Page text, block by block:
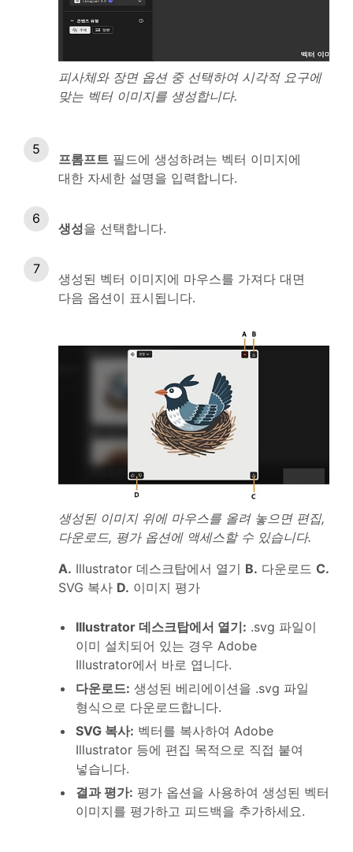
피사체와 장면 옵션 중 선택하여 시각적 요구에
맞는 벡터 이미지를 생성합니다.
프롬프트 필드에 생성하려는 벡터 이미지에
대한 자세한 설명을 입력합니다.
생성을 선택합니다.
생성된 벡터 이미지에 마우스를 가져다 대면
다음 옵션이 표시됩니다.
생성된 이미지 위에 마우스를 올려 놓으면 편집,
다운로드, 평가 옵션에 액세스할 수 있습니다.
A. Illustrator 데스크탑에서 열기 B. 다운로드 C.
SVG 복사 D. 이미지 평가
Illustrator 데스크탑에서 열기: .svg 파일이
이미 설치되어 있는 경우 Adobe
Illustrator에서 바로 엽니다.
다운로드: 생성된 베리에이션을 .svg 파일
형식으로 다운로드합니다.
SVG 복사: 벡터를 복사하여 Adobe
Illustrator 등에 편집 목적으로 직접 붙여
넣습니다.
결과 평가: 평가 옵션을 사용하여 생성된 벡터
이미지를 평가하고 피드백을 추가하세요.